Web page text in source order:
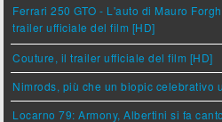
Ferrari 250 GTO - L'auto di Mauro
trailer ufficiale del film [HD]
Couture, il trailer ufficiale del film [HD]
Nimrods, più che un biopic celebrativo
Locarno 79: Armony, Albertini si fa